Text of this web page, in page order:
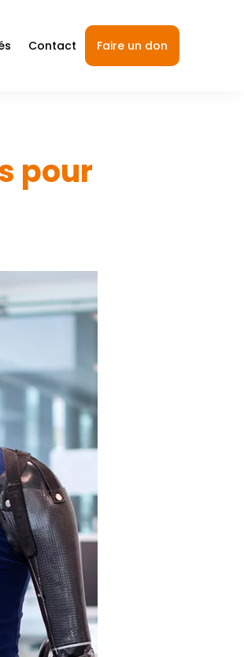
Contact Faire un don
pour